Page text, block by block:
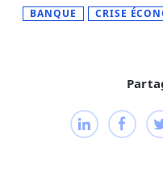
BANQUE CRISE